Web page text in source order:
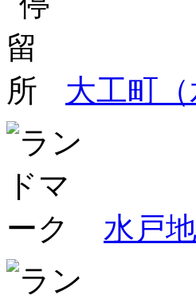
大工町（
水戸